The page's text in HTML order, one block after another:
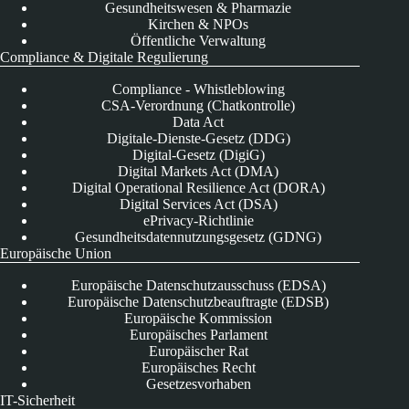
Gesundheitswesen & Pharmazie
Kirchen & NPOs
Öffentliche Verwaltung
Compliance & Digitale Regulierung
Compliance - Whistleblowing
CSA-Verordnung (Chatkontrolle)
Data Act
Digitale-Dienste-Gesetz (DDG)
Digital-Gesetz (DigiG)
Digital Markets Act (DMA)
Digital Operational Resilience Act (DORA)
Digital Services Act (DSA)
ePrivacy-Richtlinie
Gesundheitsdatennutzungsgesetz (GDNG)
Europäische Union
Europäische Datenschutzausschuss (EDSA)
Europäische Datenschutzbeauftragte (EDSB)
Europäische Kommission
Europäisches Parlament
Europäischer Rat
Europäisches Recht
Gesetzesvorhaben
IT-Sicherheit